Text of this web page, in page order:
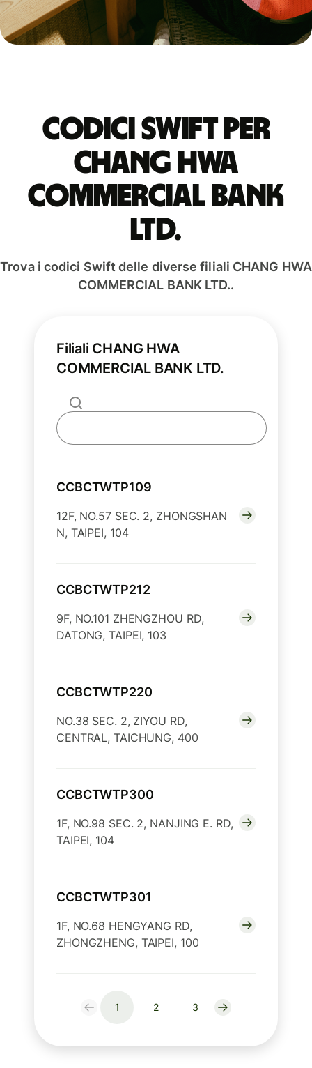
Codici Swift per
CHANG HWA
COMMERCIAL BANK
LTD.
Trova i codici Swift delle diverse filiali CHANG HWA
COMMERCIAL BANK LTD..
Filiali CHANG HWA
COMMERCIAL BANK LTD.
CCBCTWTP109
12F, NO.57 SEC. 2, ZHONGSHAN
N, TAIPEI, 104
CCBCTWTP212
9F, NO.101 ZHENGZHOU RD,
DATONG, TAIPEI, 103
CCBCTWTP220
NO.38 SEC. 2, ZIYOU RD,
CENTRAL, TAICHUNG, 400
CCBCTWTP300
1F, NO.98 SEC. 2, NANJING E. RD,
TAIPEI, 104
CCBCTWTP301
1F, NO.68 HENGYANG RD,
ZHONGZHENG, TAIPEI, 100
1 2 3